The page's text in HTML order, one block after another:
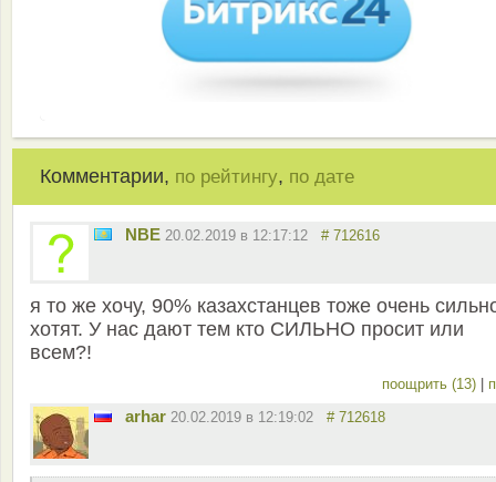
Комментарии, по рейтингу, по дате
NBE 20.02.2019 в 12:17:12 # 712616
я то же хочу, 90% казахстанцев тоже очень
хотят. У нас дают тем кто СИЛЬНО просит или
всем?!
поощрить (13)
arhar 20.02.2019 в 12:19:02 # 712618